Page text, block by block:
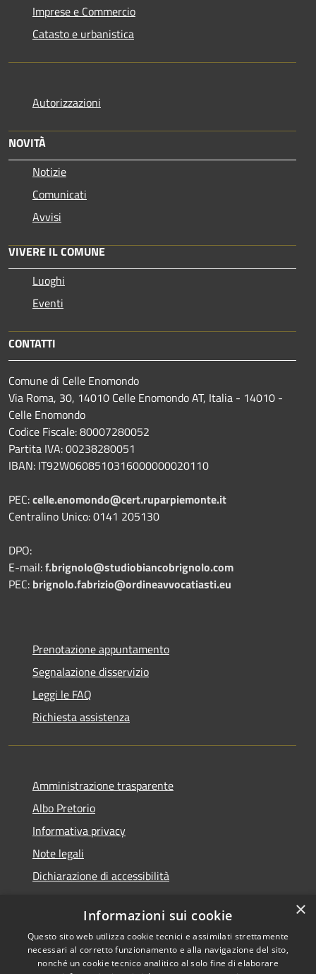
Imprese e Commercio
Catasto e urbanistica
Autorizzazioni
NOVITÀ
Notizie
Comunicati
Avvisi
VIVERE IL COMUNE
Luoghi
Eventi
CONTATTI
Comune di Celle Enomondo
Via Roma, 30, 14010 Celle Enomondo AT, Italia - 14010 -
Celle Enomondo
Codice Fiscale: 80007280052
Partita IVA: 00238280051
IBAN: IT92W0608510316000000020110
PEC:celle.enomondo@cert.ruparpiemonte.it
Centralino Unico: 0141 205130
DPO:
E-mail:f.brignolo@studiobiancobrignolo.com
PEC: brignolo.fabrizio@ordineavvocatiasti.eu
Prenotazione appuntamento
Segnalazione disservizio
Leggi le FAQ
Richiesta assistenza
Amministrazione trasparente
Albo Pretorio
Informativa privacy
Note legali
Dichiarazione di accessibilità
RSS
Accessibilità
Comune convenzionato
Astigov
×
Informazioni sui cookie
Questo sito web utilizza cookie tecnici e assimilati strettamente
necessari al corretto funzionamento e alla navigazione del sito,
nonché un cookie tecnico analitico al solo fine di elaborare